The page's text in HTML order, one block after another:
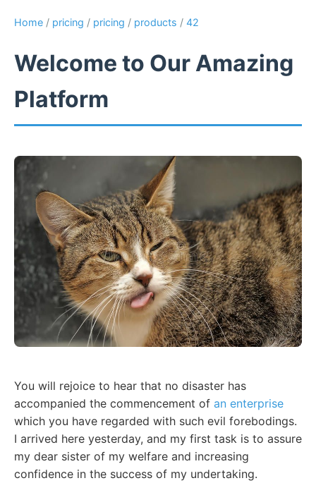
Home / pricing / pricing / products / 42
Welcome to Our Amazing
Platform
You will rejoice to hear that no disaster has
accompanied the commencement of an enterprise
which you have regarded with such evil forebodings.
I arrived here yesterday, and my first task is to assure
my dear sister of my welfare and increasing
confidence in the success of my undertaking.